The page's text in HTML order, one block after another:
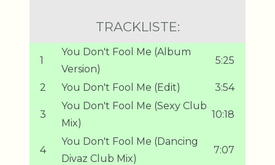
TRACKLISTE:
1
You Don't Fool Me (Album
Version)
5:25
2 You Don't Fool Me (Edit) 3:54
3
You Don't Fool Me (Sexy Club
Mix)
10:18
4
You Don't Fool Me (Dancing
Divaz Club Mix)
7:07